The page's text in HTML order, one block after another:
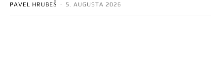
PAVEL HRUBEŠ - 5. AUGUSTA 2026